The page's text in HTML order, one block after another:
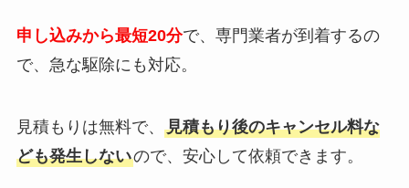
申し込みから最短20分で、専門業者が到着するの
で、急な駆除にも対応。
見積もりは無料で、 見積もり後のキャンセル料な
ども発生しないので、安心して依頼できます。